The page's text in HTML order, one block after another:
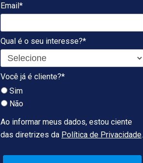
Email*
Qual é o seu interesse?*
Você já é cliente?*
Sim
Não
Ao informar meus dados, estou ciente
das diretrizes da Política de Privacidade.